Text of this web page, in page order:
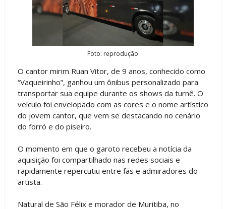
Foto: reprodução
O cantor mirim Ruan Vitor, de 9 anos, conhecido como
“Vaqueirinho”, ganhou um ônibus personalizado para
transportar sua equipe durante os shows da turnê. O
veículo foi envelopado com as cores e o nome artístico
do jovem cantor, que vem se destacando no cenário
do forró e do piseiro.
O momento em que o garoto recebeu a notícia da
aquisição foi compartilhado nas redes sociais e
rapidamente repercutiu entre fãs e admiradores do
artista.
Natural de São Félix e morador de Muritiba, no